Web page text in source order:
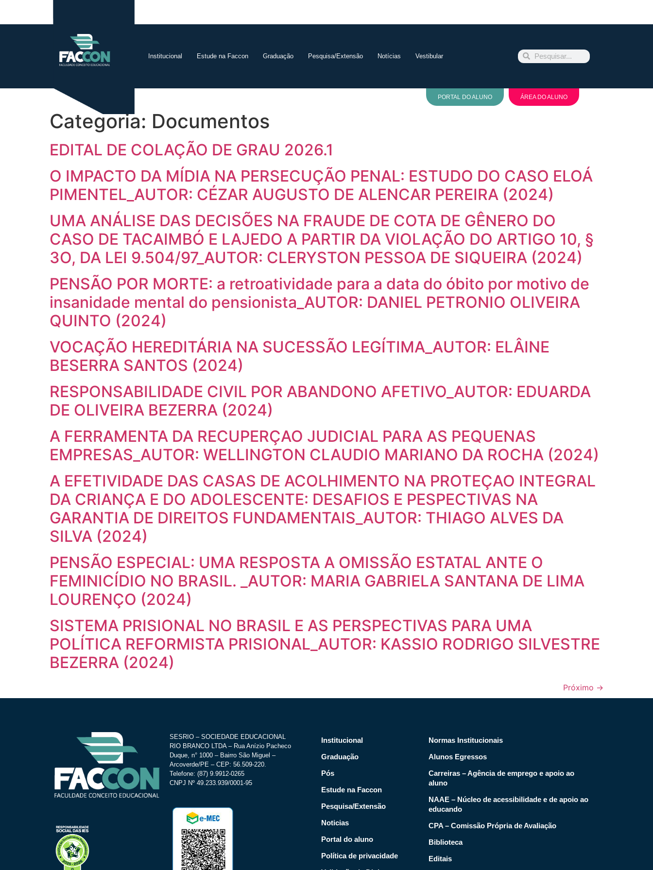
Institucional Estude na Faccon Graduação Pesquisa/Extensão Notícias Vestibular
PORTAL DO ALUNO ÁREA DO ALUNO
Categoria: Documentos
EDITAL DE COLAÇÃO DE GRAU 2026.1
O IMPACTO DA MÍDIA NA PERSECUÇÃO PENAL: ESTUDO DO CASO ELOÁ
PIMENTEL_AUTOR: CÉZAR AUGUSTO DE ALENCAR PEREIRA (2024)
UMA ANÁLISE DAS DECISÕES NA FRAUDE DE COTA DE GÊNERO DO
CASO DE TACAIMBÓ E LAJEDO A PARTIR DA VIOLAÇÃO DO ARTIGO 10, §
3O, DA LEI 9.504/97_AUTOR: CLERYSTON PESSOA DE SIQUEIRA (2024)
PENSÃO POR MORTE: a retroatividade para a data do óbito por motivo de
insanidade mental do pensionista_AUTOR: DANIEL PETRONIO OLIVEIRA
QUINTO (2024)
VOCAÇÃO HEREDITÁRIA NA SUCESSÃO LEGÍTIMA_AUTOR: ELÂINE
BESERRA SANTOS (2024)
RESPONSABILIDADE CIVIL POR ABANDONO AFETIVO_AUTOR: EDUARDA
DE OLIVEIRA BEZERRA (2024)
A FERRAMENTA DA RECUPERÇAO JUDICIAL PARA AS PEQUENAS
EMPRESAS_AUTOR: WELLINGTON CLAUDIO MARIANO DA ROCHA (2024)
A EFETIVIDADE DAS CASAS DE ACOLHIMENTO NA PROTEÇAO INTEGRAL
DA CRIANÇA E DO ADOLESCENTE: DESAFIOS E PESPECTIVAS NA
GARANTIA DE DIREITOS FUNDAMENTAIS_AUTOR: THIAGO ALVES DA
SILVA (2024)
PENSÃO ESPECIAL: UMA RESPOSTA A OMISSÃO ESTATAL ANTE O
FEMINICÍDIO NO BRASIL. _AUTOR: MARIA GABRIELA SANTANA DE LIMA
LOURENÇO (2024)
SISTEMA PRISIONAL NO BRASIL E AS PERSPECTIVAS PARA UMA
POLÍTICA REFORMISTA PRISIONAL_AUTOR: KASSIO RODRIGO SILVESTRE
BEZERRA (2024)
Próximo →
SESRIO – SOCIEDADE EDUCACIONAL
RIO BRANCO LTDA – Rua Anízio Pacheco
Duque, n° 1000 – Bairro São Miguel –
Arcoverde/PE – CEP: 56.509-220.
Telefone: (87) 9.9912-0265
CNPJ Nº 49.233.939/0001-95
Institucional
Graduação
Pós
Estude na Faccon
Pesquisa/Extensão
Noticias
Portal do aluno
Política de privacidade
Normas Institucionais
Alunos Egressos
Carreiras – Agência de emprego e apoio ao
aluno
NAAE – Núcleo de acessibilidade e de apoio ao
educando
CPA – Comissão Própria de Avaliação
Biblioteca
Editais